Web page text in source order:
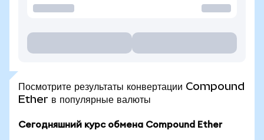
Посмотрите результаты конвертации Compound
Ether в популярные валюты
Сегодняшний курс обмена Compound Ether